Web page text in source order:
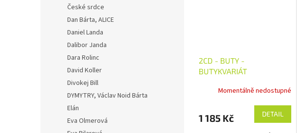
České srdce
Dan Bárta, ALICE
Daniel Landa
Dalibor Janda
Dara Rolinc
David Koller
Divokej Bill
DYMYTRY, Václav Noid Bárta
Elán
Eva Olmerová
2CD - BUTY -
BUTYKVARIÁT
Momentálně nedostupné
1 185 Kč DETAIL